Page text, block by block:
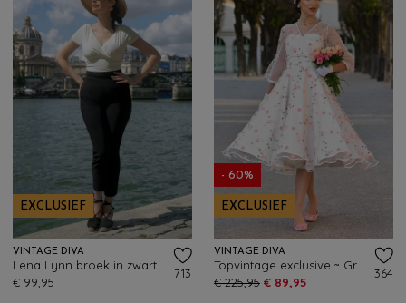
EXCLUSIEF
VINTAGE DIVA
Lena Lynn broek in zwart
€ 99,95
713
- 60%
EXCLUSIEF
VINTAGE DIVA
€ 225,95 € 89,95
364